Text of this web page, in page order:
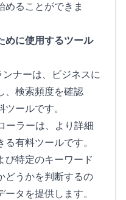
めることができま
めに使用するツール
ナーは、ビジネスに
、検索頻度を確認
ールです。
ーラーは、より詳細
有料ツールです。
び特定のキーワード
どうかを判断するの
タを提供します。